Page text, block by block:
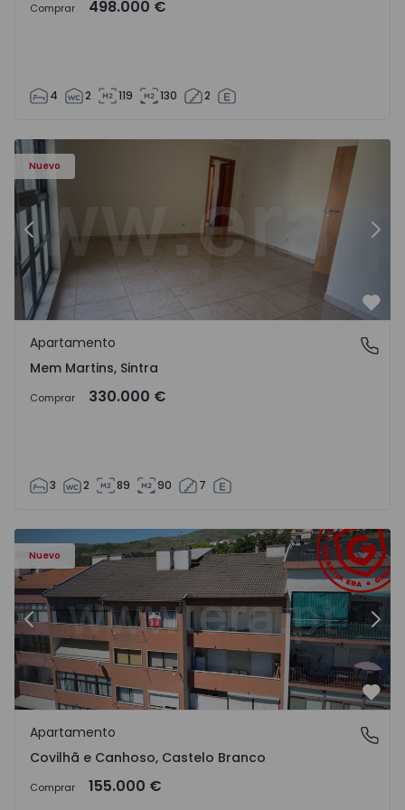
Comprar 498.000 €
4 2 119 130 2
Nuevo
- 15
Apartamento T3 Sintra, Algueirão-Mem Martins -
Anterior
Mem Martins, Sintra
Apartamento
Mem Martins, Sintra
Comprar 330.000 €
3 2 89 90 7
Nuevo
- 18
Apartamento T2 Covilhã, Covilhã e Canhoso - 1497806 -
Anterior
Covilhã e Canhoso, Castelo Branco
Apartamento
Covilhã e Canhoso, Castelo Branco
Comprar 155.000 €